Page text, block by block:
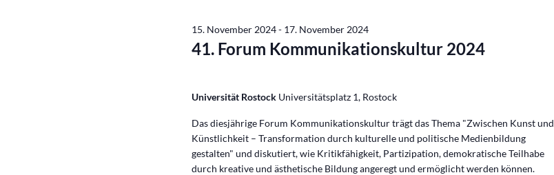
41. Forum Kommunikationskultur 2024
15. November 2024- 17. November 2024
Universität Rostock Universitätsplatz 1, Rostock
Das diesjährige Forum Kommunikationskultur trägt das Thema "Zwischen Kunst und
Künstlichkeit – Transformation durch kulturelle und politische Medienbildung
gestalten" und diskutiert, wie Kritikfähigkeit, Partizipation, demokratische Teilhabe
durch kreative und ästhetische Bildung angeregt und ermöglicht werden können.